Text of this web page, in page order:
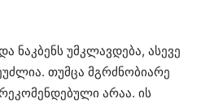
ნაკბენს უმკლავდება, ასევე
თუმცა მგრძნობიარე
რეკომენდებული არაა. ის